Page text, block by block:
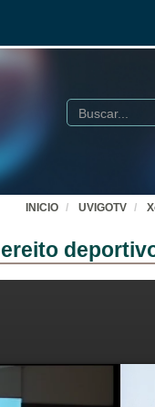
Buscar
INICIO UVIGOTV